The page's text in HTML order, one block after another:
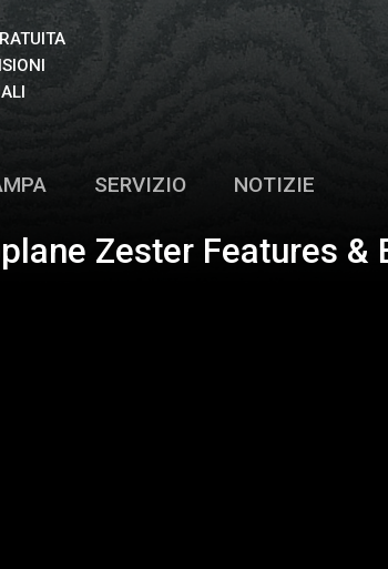
SERVIZIO NOTIZIE
Zester Features &